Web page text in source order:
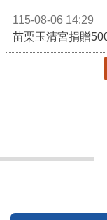
115-08-06 14:29